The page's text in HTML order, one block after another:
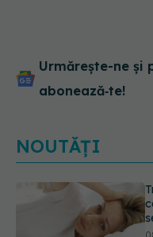
Urmărește-ne și
abonează‑te!
NOUTĂȚI